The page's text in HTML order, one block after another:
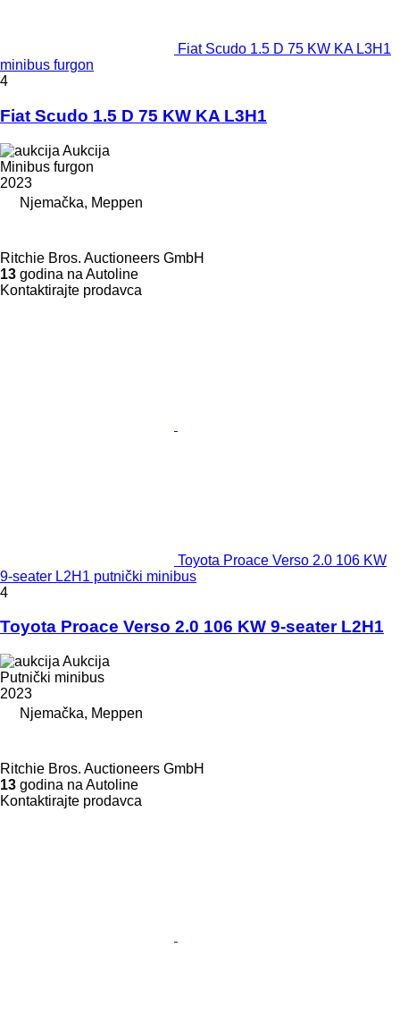
Fiat Scudo 1.5 D 75 KW KA L3H1
minibus furgon
4
Fiat Scudo 1.5 D 75 KW KA L3H1
Aukcija
Minibus furgon
2023
Njemačka, Meppen
Ritchie Bros. Auctioneers GmbH
13 godina na Autoline
Kontaktirajte prodavca
Toyota Proace Verso 2.0 106 KW
9-seater L2H1 putnički minibus
4
Toyota Proace Verso 2.0 106 KW 9-seater L2H1
Aukcija
Putnički minibus
2023
Njemačka, Meppen
Ritchie Bros. Auctioneers GmbH
13 godina na Autoline
Kontaktirajte prodavca